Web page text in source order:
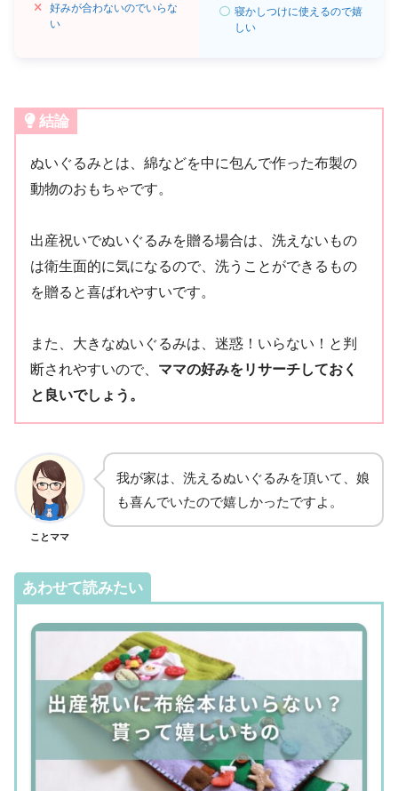
好みが合わないのでいらな
い
寝かしつけに使えるので嬉
しい
結論
ぬいぐるみとは、綿などを中に包んで作った布製の
動物のおもちゃです。
出産祝いでぬいぐるみを贈る場合は、洗えないもの
は衛生面的に気になるので、洗うことができるもの
を贈ると喜ばれやすいです。
また、大きなぬいぐるみは、迷惑！いらない！と判
断されやすいので、 ママの好みをリサーチしておく
と良いでしょう。
ことママ
我が家は、洗えるぬいぐるみを頂いて、娘
も喜んでいたので嬉しかったですよ。
あわせて読みたい